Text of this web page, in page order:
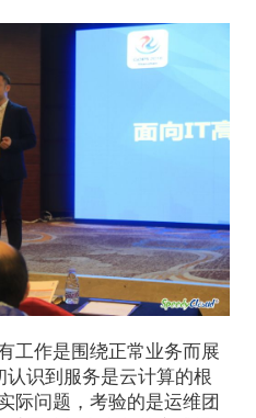
工作是围绕正常业务而展
认识到服务是云计算的根
际问题，考验的是运维团